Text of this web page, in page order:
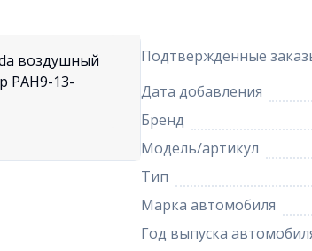
Подтверждённые
Дата добавления
Бренд
Модель/артикул
Тип
Марка автомобиля
Год выпуска